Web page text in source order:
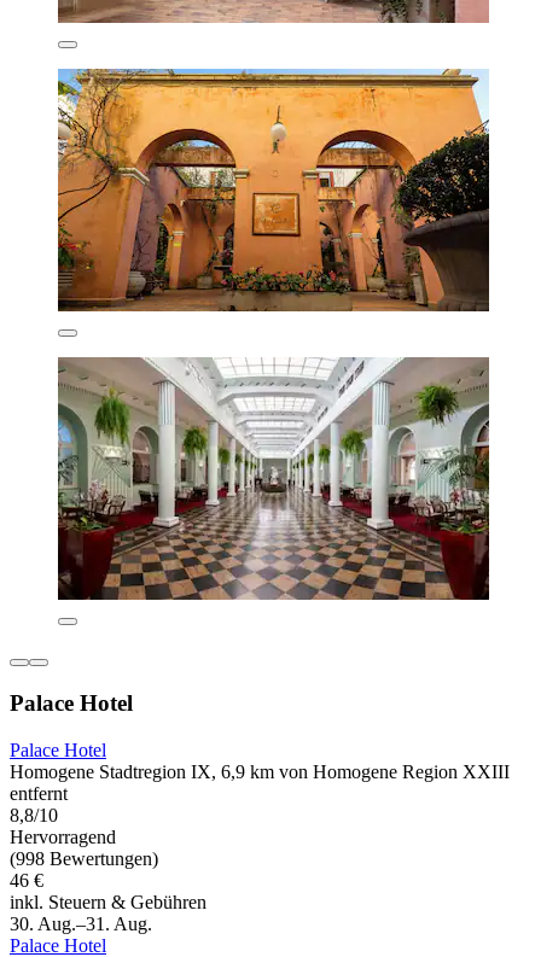
Palace Hotel
Palace Hotel
Homogene Stadtregion IX, 6,9 km von Homogene Region XXIII
entfernt
8,8/10
Hervorragend
(998 Bewertungen)
46 €
inkl. Steuern & Gebühren
30. Aug.–31. Aug.
Palace Hotel